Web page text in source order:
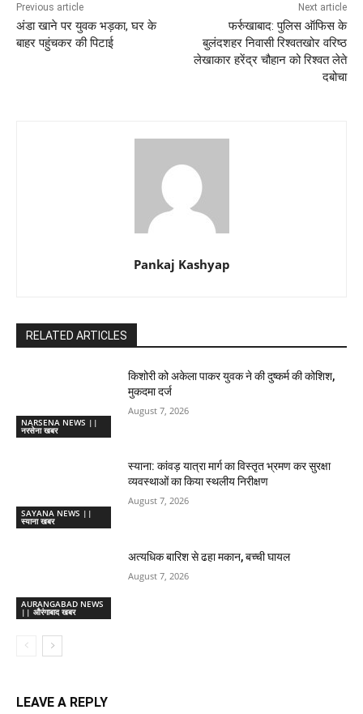
Previous article
अंडा खाने पर युवक भड़का, घर के
बाहर पहुंचकर की पिटाई
Next article
फर्रुखाबाद: पुलिस ऑफिस के
बुलंदशहर निवासी रिश्वतखोर वरिष्ठ
लेखाकार हरेंद्र चौहान को रिश्वत लेते
दबोचा
Pankaj Kashyap
RELATED ARTICLES
NARSENA NEWS ||
नरसेना खबर
किशोरी को अकेला पाकर युवक ने की दुष्कर्म की कोशिश,
मुकदमा दर्ज
August 7, 2026
SAYANA NEWS ||
स्याना खबर
स्याना: कांवड़ यात्रा मार्ग का विस्तृत भ्रमण कर सुरक्षा
व्यवस्थाओं का किया स्थलीय निरीक्षण
August 7, 2026
AURANGABAD NEWS
|| औरंगाबाद खबर
अत्यधिक बारिश से ढहा मकान, बच्ची घायल
August 7, 2026
LEAVE A REPLY